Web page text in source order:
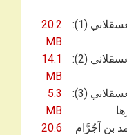
29_ شرح نخبة الفِكَر لابن حجر العسقلاني (1):
20.2
MB
30_ شرح نخبة الفِكَر لابن حجر العسقلاني (2):
14.1
MB
31_ شرح نخبة الفِكَر لابن حجر العسقلاني (3):
5.3
MB
بن آجُرَّام
20.6